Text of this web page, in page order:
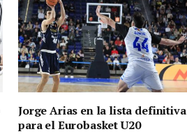
Jorge Arias en la lista definitiva
para el Eurobasket U20